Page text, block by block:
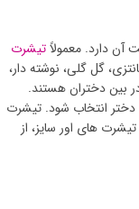
دارد. معمولاًتیشرت
گل‌ گلی، نوشته‌ دار،
بین دختران هستند.
انتخاب شود. تیشرت
های اور سایز، از